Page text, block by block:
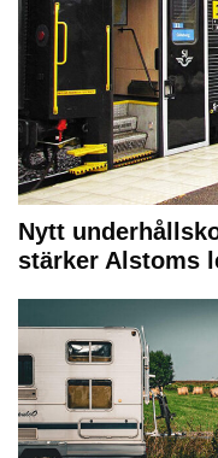
Nytt
stärker Alstoms